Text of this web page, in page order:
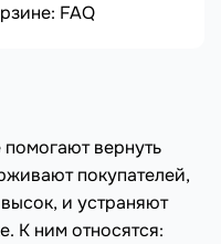
FAQ
вернуть
покупателей,
и устраняют
К ним относятся: